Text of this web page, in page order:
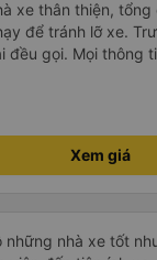
để tránh lỡ xe.
gọi. Mọi thông
trùng khớp trong
dự kiến. 10 điểm, lần
này để đi Vinh <->
Xem giá
nhà xe tốt